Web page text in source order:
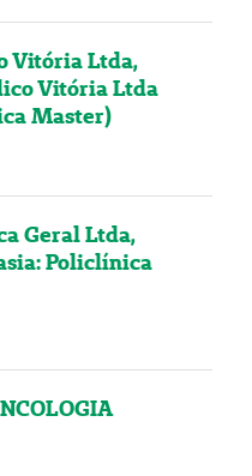
Vitória Ltda,
Vitória Ltda
Master)
Geral Ltda,
Policlínica